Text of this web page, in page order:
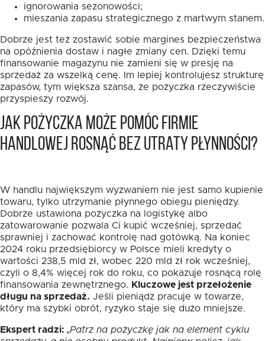
ignorowania sezonowości;
mieszania zapasu strategicznego z martwym stanem.
Dobrze jest też zostawić sobie margines bezpieczeństwa
na opóźnienia dostaw i nagłe zmiany cen. Dzięki temu
finansowanie magazynu nie zamieni się w presję na
sprzedaż za wszelką cenę. Im lepiej kontrolujesz strukturę
zapasów, tym większa szansa, że pożyczka rzeczywiście
przyspieszy rozwój.
Jak pożyczka może pomóc firmie
handlowej rosnąć bez utraty płynności?
W handlu największym wyzwaniem nie jest samo kupienie
towaru, tylko utrzymanie płynnego obiegu pieniędzy.
Dobrze ustawiona pożyczka na logistykę albo
zatowarowanie pozwala Ci kupić wcześniej, sprzedać
sprawniej i zachować kontrolę nad gotówką. Na koniec
2024 roku przedsiębiorcy w Polsce mieli kredyty o
wartości 238,5 mld zł, wobec 220 mld zł rok wcześniej,
czyli o 8,4% więcej rok do roku, co pokazuje rosnącą rolę
finansowania zewnętrznego. Kluczowe jest przełożenie
długu na sprzedaż. Jeśli pieniądz pracuje w towarze,
który ma szybki obrót, ryzyko staje się dużo mniejsze.
Ekspert radzi: „Patrz na pożyczkę jak na element cyklu